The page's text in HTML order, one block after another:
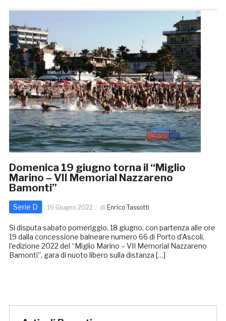
Domenica 19 giugno torna il “Miglio
Marino – VII Memorial Nazzareno
Bamonti”
Serie D 16 Giugno 2022 di Enrico Tassotti
Si disputa sabato pomeriggio, 18 giugno, con partenza alle ore
19 dalla concessione balneare numero 66 di Porto d’Ascoli,
l’edizione 2022 del “Miglio Marino – VII Memorial Nazzareno
Bamonti”, gara di nuoto libero sulla distanza […]